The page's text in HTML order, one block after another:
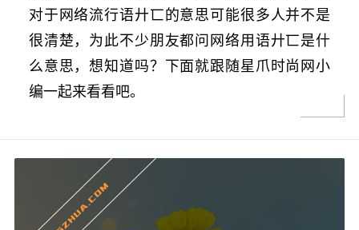
对于网络流行语廾匸的意思可能很多人并不是
很清楚，为此不少朋友都问网络用语廾匸是什
么意思，想知道吗？下面就跟随星爪时尚网小
编一起来看看吧。